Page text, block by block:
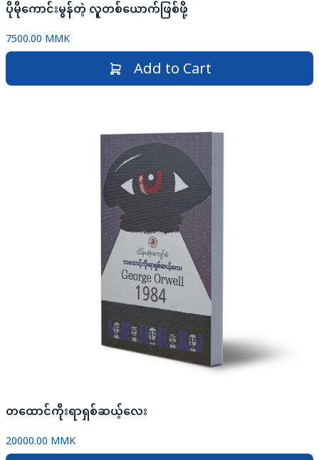
ပိုမိုကောင်းမွန်တဲ့ လူတစ်ယောက်ဖြစ်ဖို့
7500.00 MMK
Add to Cart
တထောင်ကိုးရာရှစ်ဆယ့်လေး
20000.00 MMK